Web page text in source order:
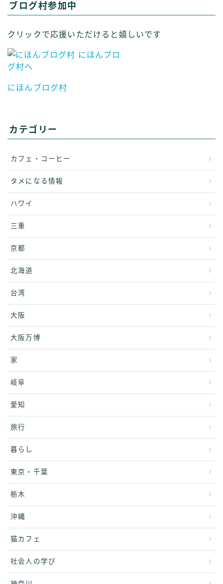
ブログ村参加中
クリックで応援いただけると嬉しいです
にほんブログ村
カテゴリー
カフェ・コーヒー
タメになる情報
ハワイ
三重
京都
北海道
台湾
大阪
大阪万博
家
岐阜
愛知
旅行
暮らし
東京・千葉
栃木
沖縄
猫カフェ
社会人の学び